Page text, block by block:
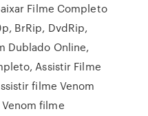
Filme Completo
BrRip, DvdRip,
Dublado Online,
Assistir Filme
filme Venom
filme